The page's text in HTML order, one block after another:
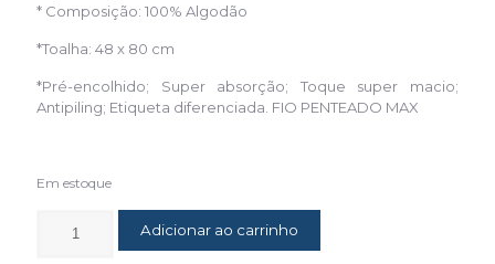
* Composição: 100% Algodão
*Toalha: 48 x 80 cm
*Pré-encolhido; Super absorção; Toque super macio;
Antipiling; Etiqueta diferenciada. FIO PENTEADO MAX
Em estoque
Adicionar ao carrinho